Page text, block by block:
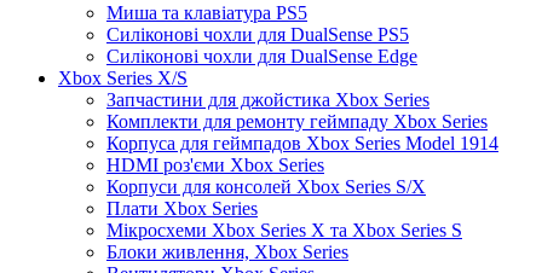
Миша та клавіатура PS5
Силіконові чохли для DualSense PS5
Силіконові чохли для DualSense Edge
Xbox Series X/S
Запчастини для джойстика Xbox Series
Комплекти для ремонту геймпаду Xbox Series
Корпуса для геймпадов Xbox Series Model 1914
HDMI роз'єми Xbox Series
Корпуси для консолей Xbox Series S/X
Плати Xbox Series
Мікросхеми Xbox Series X та Xbox Series S
Блоки живлення, Xbox Series